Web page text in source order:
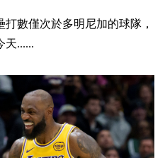
數僅次於多明尼加的球隊，
天......